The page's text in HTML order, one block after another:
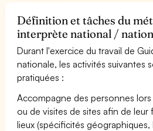
Définition et tâches du
interprète national /
Durant l'exercice du travail de
nationale, les activités suivantes
pratiquées :
Accompagne des personnes
ou de visites de sites afin de leur
lieux (spécificités